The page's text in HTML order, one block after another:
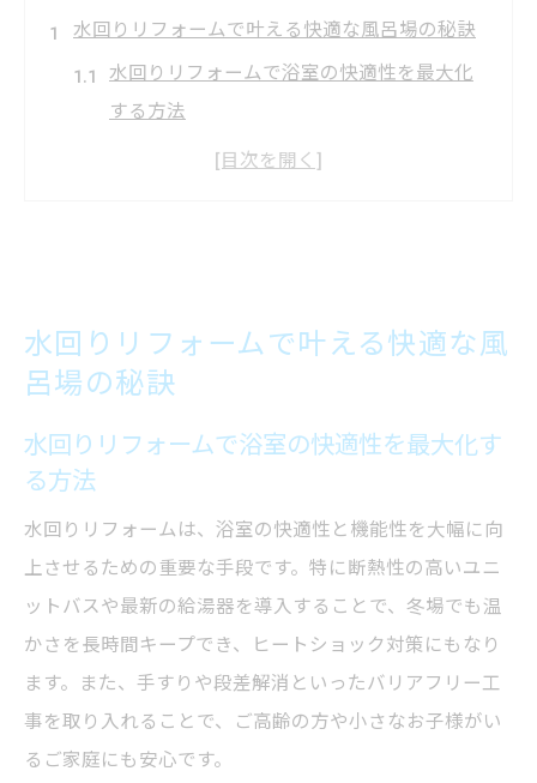
水回りリフォームで叶える快適な風呂場の秘訣
水回りリフォームで浴室の快適性を最大化
する方法
風呂場改装で実感する水回りリフォームの
変えるコツ
水回りリフォームの工夫で毎日が安心快適
なお風呂時間
安全重視の風呂場改装はどこまで必要か考える
水回りリフォームで重視したい安全対策の
基本
風呂場改装で失敗しない安全性の確保ポイ
ント
水回りリフォームによる浴室のバリアフリ
ー実現法
風呂場改装時に見落としがちな安全面の注
水回りリフォームで叶える快適な風
呂場の秘訣
水回りリフォームで浴室の快適性を最大化す
る方法
水回りリフォームは、浴室の快適性と機能性を大幅に向
上させるための重要な手段です。特に断熱性の高いユニ
ットバスや最新の給湯器を導入することで、冬場でも温
かさを長時間キープでき、ヒートショック対策にもなり
ます。また、手すりや段差解消といったバリアフリー工
事を取り入れることで、ご高齢の方や小さなお子様がい
るご家庭にも安心です。